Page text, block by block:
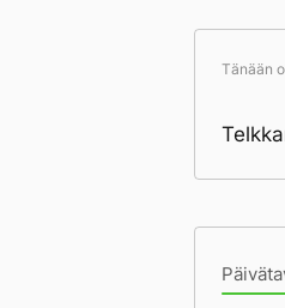
Tänään